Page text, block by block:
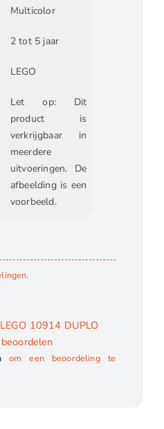
Multicolor
2 tot 5 jaar
LEGO
Let op: Dit
product is
verkrijgbaar in
meerdere
uitvoeringen. De
afbeelding is een
voorbeeld.
10914 DUPLO
om een beoordeling te